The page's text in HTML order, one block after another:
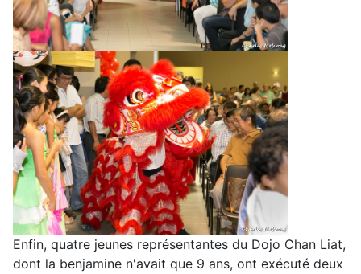
Enfin, quatre jeunes représentantes du Dojo Chan Liat,
dont la benjamine n'avait que 9 ans, ont exécuté deux